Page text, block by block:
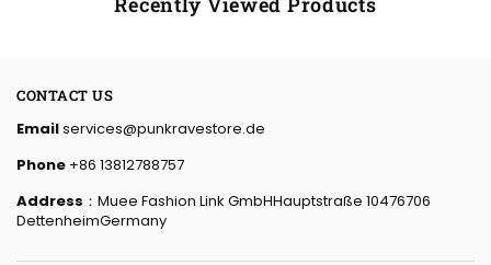
CONTACT US
Emailservices@punkravestore.de
Phone +86 13812788757
Address ：Muee Fashion Link GmbHHauptstraße 10476706
DettenheimGermany